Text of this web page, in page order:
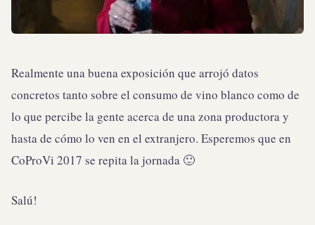
Realmente una buena exposición que arrojó datos
concretos tanto sobre el consumo de vino blanco como de
lo que percibe la gente acerca de una zona productora y
hasta de cómo lo ven en el extranjero. Esperemos que en
CoProVi 2017 se repita la jornada 🙂
Salú!